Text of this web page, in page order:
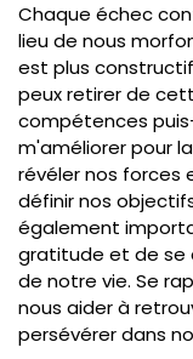
Chaque échec
lieu de nous
est plus
peux retirer de
compétences
m'améliorer pour
révéler nos forces
définir nos
également
gratitude et de se
de notre vie. Se
nous aider à
persévérer dans